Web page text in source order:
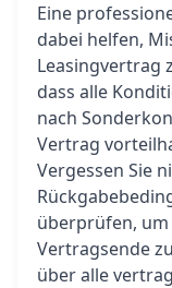
Eine
dabei helfen,
Leasingvertrag
dass alle
nach
Vertrag
Vergessen Sie
überprüfen, um
Vertragsende
über alle